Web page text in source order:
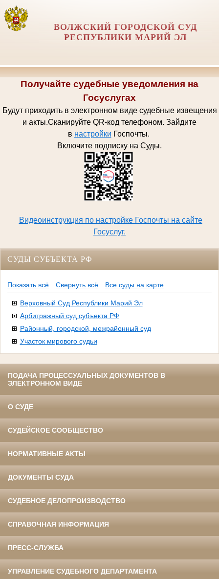
ВОЛЖСКИЙ ГОРОДСКОЙ СУД
РЕСПУБЛИКИ МАРИЙ ЭЛ
Получайте судебные уведомления на
Госуслугах
Будут приходить в электронном виде судебные извещения
и акты.Сканируйте QR-код телефоном. Зайдите
в настройки Госпочты.
Включите подписку на Суды.
Видеоинструкция по настройке Госпочты на сайте
Госуслуг.
СУДЫ СУБЪЕКТА РФ
Показать всё Свернуть всё Все суды на карте
Верховный Суд Республики Марий Эл
Арбитражный суд субъекта РФ
Районный, городской, межрайонный суд
Участок мирового судьи
ПОДАЧА ПРОЦЕССУАЛЬНЫХ ДОКУМЕНТОВ В
ЭЛЕКТРОННОМ ВИДЕ
О СУДЕ
СУДЕЙСКОЕ СООБЩЕСТВО
НОРМАТИВНЫЕ АКТЫ
ДОКУМЕНТЫ СУДА
СУДЕБНОЕ ДЕЛОПРОИЗВОДСТВО
СПРАВОЧНАЯ ИНФОРМАЦИЯ
ПРЕСС-СЛУЖБА
УПРАВЛЕНИЕ СУДЕБНОГО ДЕПАРТАМЕНТА